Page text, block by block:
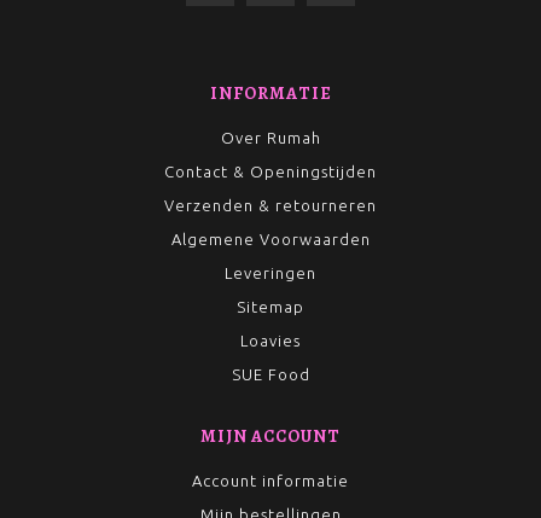
INFORMATIE
Over Rumah
Contact & Openingstijden
Verzenden & retourneren
Algemene Voorwaarden
Leveringen
Sitemap
Loavies
SUE Food
MIJN ACCOUNT
Account informatie
Mijn bestellingen